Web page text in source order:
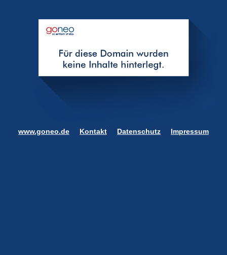
www.goneo.de Kontakt Datenschutz Impressum